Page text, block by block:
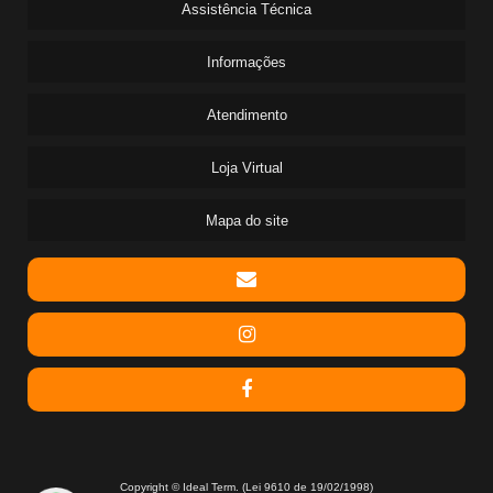
CONSERTO DE BOILER ELÉTRICOAssistência Técnica
Informações
Atendimento
Loja Virtual
Mapa do site
Copyright © Ideal Term. (Lei 9610 de 19/02/1998)